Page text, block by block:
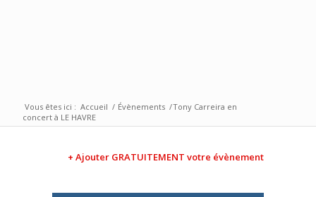
Vous êtes ici : Accueil / Évènements /Tony Carreira en
concert à LE HAVRE
+ Ajouter GRATUITEMENT votre évènement